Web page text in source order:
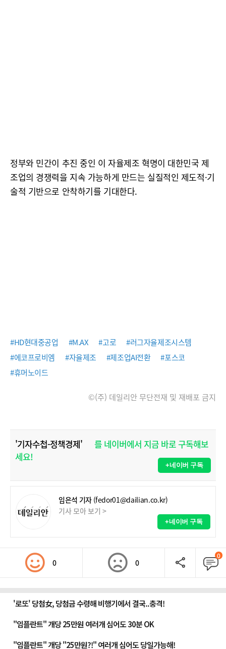
정부와 민간이 추진 중인 이 자율제조 혁명이 대한민국 제
조업의 경쟁력을 지속 가능하게 만드는 실질적인 제도적·기
술적 기반으로 안착하기를 기대한다.
#HD현대중공업 #M.AX #고로
#러그자율제조시스템
#에코프로비엠
#자율제조 #제조업AI전환
#포스코
#휴머노이드
©(주) 데일리안 무단전재 및 재배포 금지
'기자수첩-정책경제'
를 네이버에서 지금 바로 구독해보
세요!
+네이버 구독
임은석 기자 (fedor01@dailian.co.kr)
기사 모아 보기 >
+네이버 구독
0 0
0